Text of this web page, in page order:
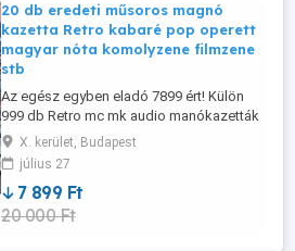
20 db eredeti műsoros magnó
kazetta Retro kabaré pop operett
magyar nóta komolyzene filmzene
stb
Az egész egyben eladó 7899 ért! Külön
999 db Retro mc mk audio manókazetták
vegyesen magnokazetta: kabaré, pop,
operett, magyar nóta, komolyzene,
filmzene stb. - Princess - Hegedűvarázs
Violin magic -Gregorian - Masters of chant
capter - La grande classica - Beethoven -
X. kerület, Budapest
július 27
7 899 Ft
20 000 Ft